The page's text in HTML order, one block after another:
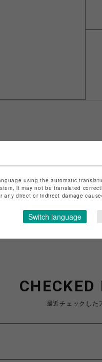
名古屋PARCO
法など法令に基づく表記は
CHECKED
最近チェックした
using the automatic
it may not be translated
direct or indirect damage
Switch language